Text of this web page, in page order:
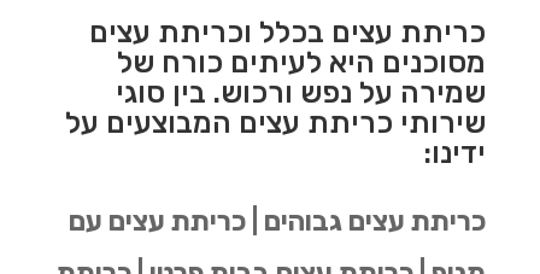
כריתת עצים בכלל וכריתת עצים
מסוכנים היא לעיתים כורח של
שמירה על נפש ורכוש. בין סוגי
שירותי כריתת עצים המבוצעים על
ידינו:
כריתת עצים גבוהים | כריתת עצים עם